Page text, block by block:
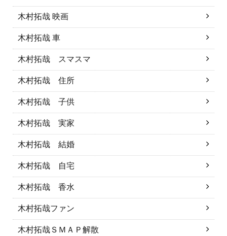
木村拓哉 映画
木村拓哉 車
木村拓哉 スマスマ
木村拓哉 住所
木村拓哉 子供
木村拓哉 実家
木村拓哉 結婚
木村拓哉 自宅
木村拓哉 香水
木村拓哉ファン
木村拓哉ＳＭＡＰ解散